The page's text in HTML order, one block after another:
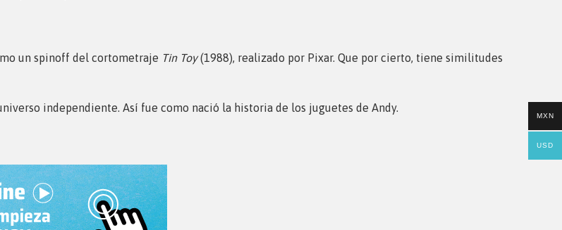
un spinoff del cortometraje Tin Toy(1988), realizado por Pixar. Que por cierto, tiene similitudes
independiente. Así fue como nació la historia de los juguetes de Andy.
MXN
USD